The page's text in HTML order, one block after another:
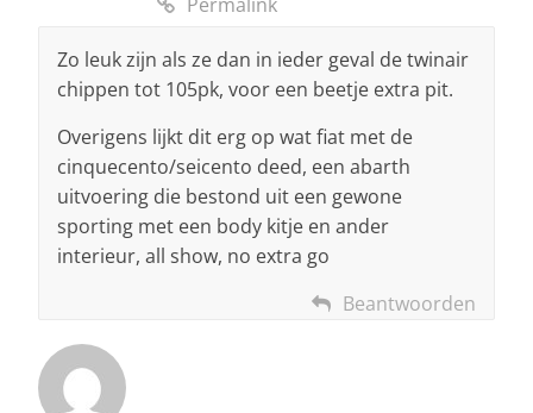
Permalink
Zo leuk zijn als ze dan in ieder geval de twinair
chippen tot 105pk, voor een beetje extra pit.
Overigens lijkt dit erg op wat fiat met de
cinquecento/seicento deed, een abarth
uitvoering die bestond uit een gewone
sporting met een body kitje en ander
interieur, all show, no extra go
Beantwoorden